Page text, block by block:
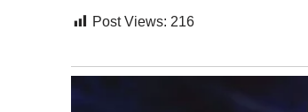
Post Views: 216